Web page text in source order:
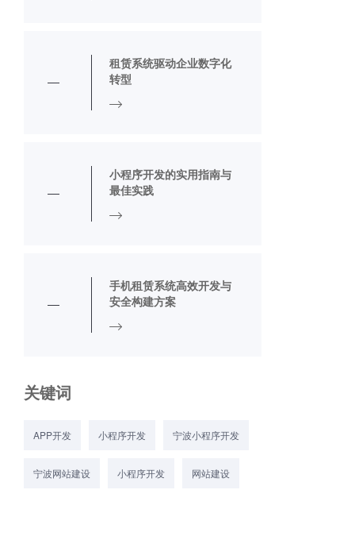
租赁系统驱动企业数字化
转型
小程序开发的实用指南与
最佳实践
手机租赁系统高效开发与
安全构建方案
关键词
APP开发 小程序开发 宁波小程序开发
宁波网站建设 小程序开发 网站建设